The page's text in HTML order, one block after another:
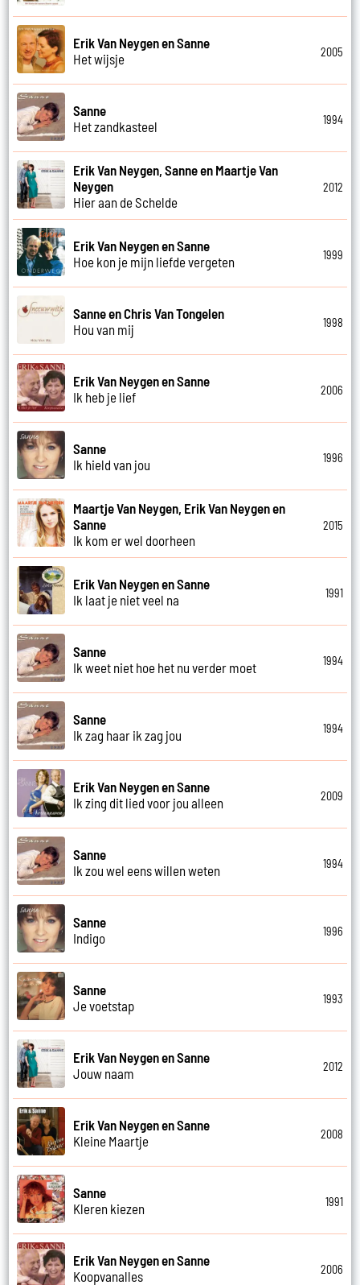
Erik Van Neygen en Sanne
Het wijsje
2005
Sanne
Het zandkasteel
1994
Erik Van Neygen, Sanne en Maartje Van
Neygen
Hier aan de Schelde
2012
Erik Van Neygen en Sanne
Hoe kon je mijn liefde vergeten
1999
Sanne en Chris Van Tongelen
Hou van mij
1998
Erik Van Neygen en Sanne
Ik heb je lief
2006
Sanne
Ik hield van jou
1996
Maartje Van Neygen, Erik Van Neygen en
Sanne
Ik kom er wel doorheen
2015
Erik Van Neygen en Sanne
Ik laat je niet veel na
1991
Sanne
Ik weet niet hoe het nu verder moet
1994
Sanne
Ik zag haar ik zag jou
1994
Erik Van Neygen en Sanne
Ik zing dit lied voor jou alleen
2009
Sanne
Ik zou wel eens willen weten
1994
Sanne
Indigo
1996
Sanne
Je voetstap
1993
Erik Van Neygen en Sanne
Jouw naam
2012
Erik Van Neygen en Sanne
Kleine Maartje
2008
Sanne
Kleren kiezen
1991
Erik Van Neygen en Sanne
Koopvanalles
2006